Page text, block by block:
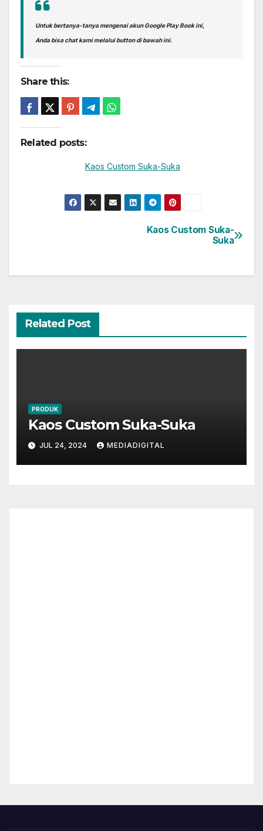
Untuk bertanya-tanya mengenai akun Google Play Book ini,
Anda bisa chat kami melalui button di bawah ini.
Share this:
Related posts:
Kaos Custom Suka-Suka
Kaos Custom Suka-
Suka
Related Post
PRODUK
Kaos Custom Suka-Suka
JUL 24, 2024 MEDIADIGITAL